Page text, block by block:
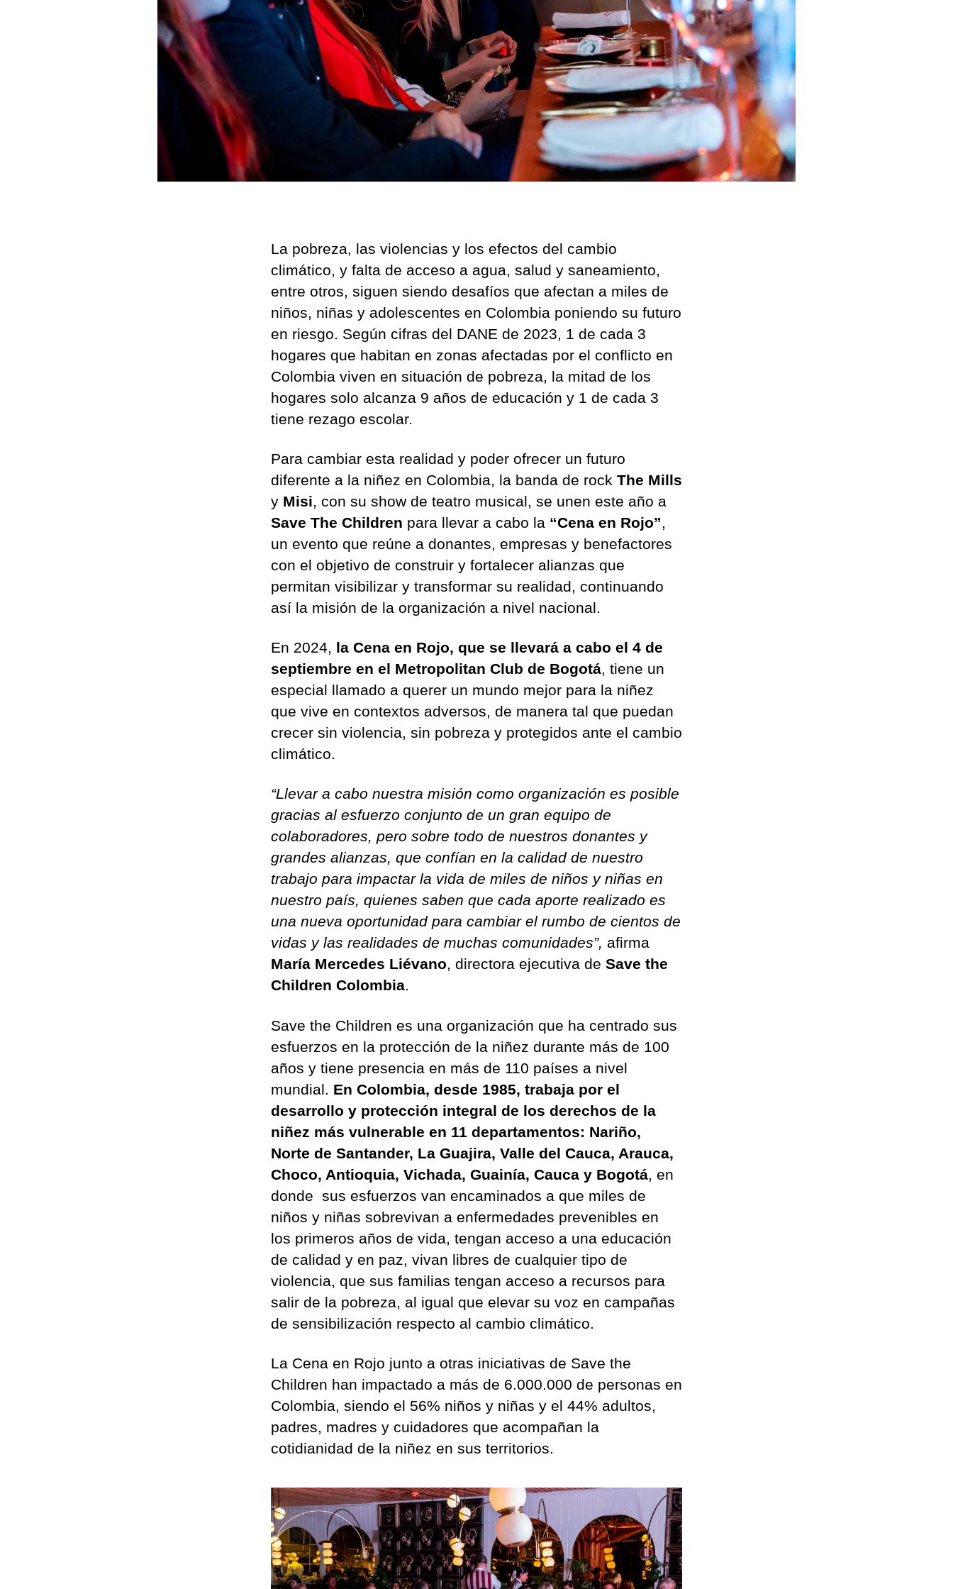
colombiana
La pobreza, las violencias y los efectos del cambio
climático, y falta de acceso a agua, salud y saneamiento,
entre otros, siguen siendo desafíos que afectan a miles de
niños, niñas y adolescentes en Colombia poniendo su futuro
en riesgo. Según cifras del DANE de 2023, 1 de cada 3
hogares que habitan en zonas afectadas por el conflicto en
Colombia viven en situación de pobreza, la mitad de los
hogares solo alcanza 9 años de educación y 1 de cada 3
tiene rezago escolar.
Para cambiar esta realidad y poder ofrecer un futuro
diferente a la niñez en Colombia, la banda de rock The Mills
y Misi, con su show de teatro musical, se unen este año a
Save The Children para llevar a cabo la “Cena en Rojo”,
un evento que reúne a donantes, empresas y benefactores
con el objetivo de construir y fortalecer alianzas que
permitan visibilizar y transformar su realidad, continuando
así la misión de la organización a nivel nacional.
En 2024, la Cena en Rojo, que se llevará a cabo el 4 de
septiembre en el Metropolitan Club de Bogotá, tiene un
especial llamado a querer un mundo mejor para la niñez
que vive en contextos adversos, de manera tal que puedan
crecer sin violencia, sin pobreza y protegidos ante el cambio
climático.
“Llevar a cabo nuestra misión como organización es posible
gracias al esfuerzo conjunto de un gran equipo de
colaboradores, pero sobre todo de nuestros donantes y
grandes alianzas, que confían en la calidad de nuestro
trabajo para impactar la vida de miles de niños y niñas en
nuestro país, quienes saben que cada aporte realizado es
una nueva oportunidad para cambiar el rumbo de cientos de
vidas y las realidades de muchas comunidades”, afirma
María Mercedes Liévano, directora ejecutiva de Save the
Children Colombia.
Save the Children es una organización que ha centrado sus
esfuerzos en la protección de la niñez durante más de 100
años y tiene presencia en más de 110 países a nivel
mundial. En Colombia, desde 1985, trabaja por el
desarrollo y protección integral de los derechos de la
niñez más vulnerable en 11 departamentos: Nariño,
Norte de Santander, La Guajira, Valle del Cauca, Arauca,
Choco, Antioquia, Vichada, Guainía, Cauca y Bogotá , en
donde sus esfuerzos van encaminados a que miles de
niños y niñas sobrevivan a enfermedades prevenibles en
los primeros años de vida, tengan acceso a una educación
de calidad y en paz, vivan libres de cualquier tipo de
violencia, que sus familias tengan acceso a recursos para
salir de la pobreza, al igual que elevar su voz en campañas
de sensibilización respecto al cambio climático.
La Cena en Rojo junto a otras iniciativas de Save the
Children han impactado a más de 6.000.000 de personas en
Colombia, siendo el 56% niños y niñas y el 44% adultos,
padres, madres y cuidadores que acompañan la
cotidianidad de la niñez en sus territorios.